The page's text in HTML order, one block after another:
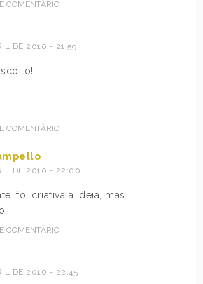
COMENTÁRIO
DE 2010 - 21:59
COMENTÁRIO
DE 2010 - 22:00
criativa a ideia, mas
COMENTÁRIO
DE 2010 - 22:45